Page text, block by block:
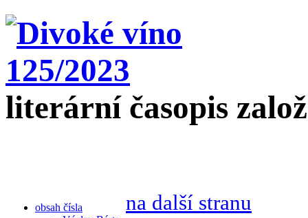
literární časopis
obsah čísla
na další stranu